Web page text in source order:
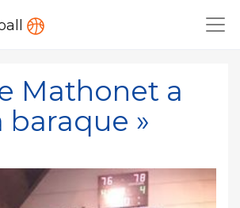
Mathonet a
baraque »